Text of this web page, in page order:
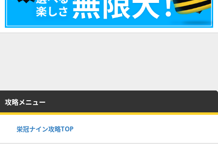
攻略メニュー
栄冠ナイン攻略TOP